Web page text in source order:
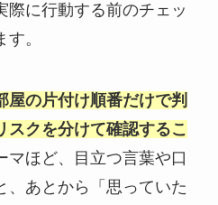
際に行動する前のチェッ
。
屋の片付け順番だけで判
スクを分けて確認するこ
マほど、目立つ言葉や口
、あとから「思っていた